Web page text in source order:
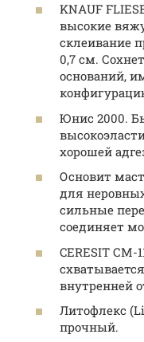
KNAUF
высокие
склеивание
0,7 см.
оснований,
Юнис 2000.
хорошей
Основит
для
сильные
соединяет
CERESIT СМ-
внутренней
Литофлекс
прочный.